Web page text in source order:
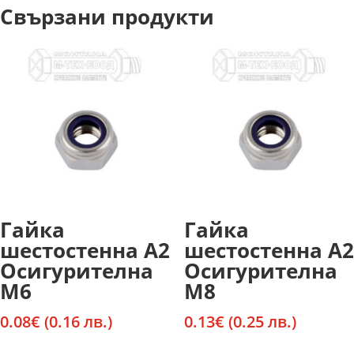
Свързани продукти
Гайка
шестостенна А2
Осигурителна
М6
0.08€ (0.16 лв.)
Гайка
шестостенна А2
Осигурителна
М8
0.13€ (0.25 лв.)